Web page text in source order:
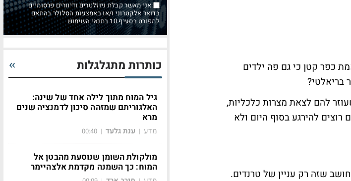
כפר קטן כי גם פה ילדים
בריאלטי?
להם לצאת מצרות כלכליות,
להירגע בסוף היום ולא
שזה רק עניין של טרנדים.
אני מאשר קבלת ניוזלטרים ודיוורים פרסומיים
בדואר אלקטרוני ו/או באמצעות הסלולר בהתאם
למפורט בסעיף 10 בתנאי השימוש
כותרות מתגלגלות
גיל המוח מתוך לילה אחד של שינה:
האלגוריתם שמזהה סיכון לדמנציה שנים
מרא
מדע | ענת גלעד |
00:40
מולקולת השומן שנוסעת מהבטן אל
המוח: כך השמנה מקדמת אלצהיימר